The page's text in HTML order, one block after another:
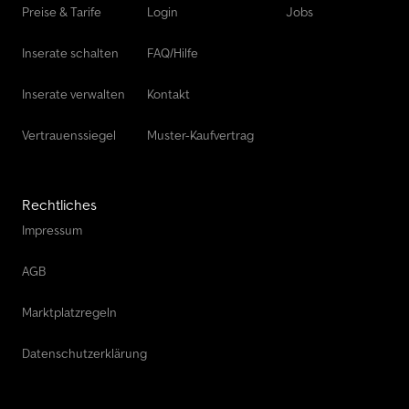
Preise & Tarife
Inserate schalten
Inserate verwalten
Vertrauenssiegel
Login
FAQ/Hilfe
Kontakt
Muster-Kaufvertrag
Jobs
Rechtliches
Impressum
AGB
Marktplatzregeln
Datenschutzerklärung